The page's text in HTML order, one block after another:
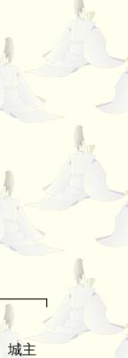
城主